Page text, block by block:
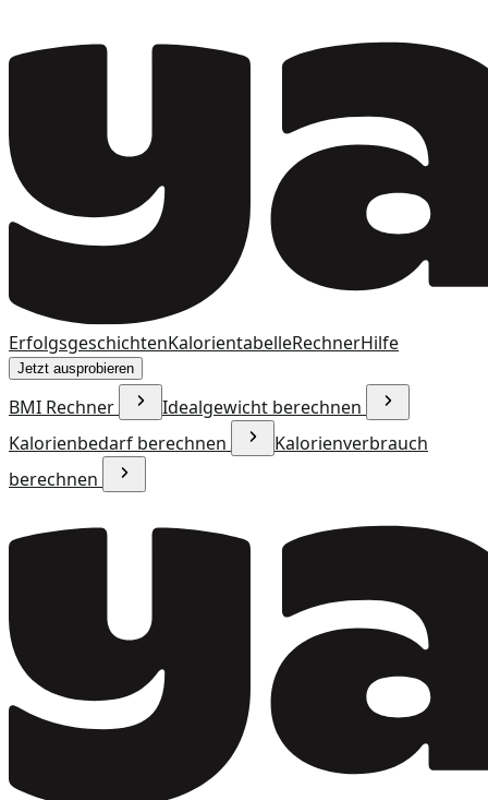
ErfolgsgeschichtenKalorientabelleRechnerHilfe
Jetzt ausprobieren
BMI Rechner
Idealgewicht berechnen
Kalorienbedarf berechnen
Kalorienverbrauch
berechnen